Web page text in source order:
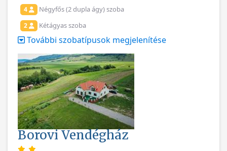
4 Négyfős (2 dupla ágy) szoba
2 Kétágyas szoba
További szobatípusok megjelenítése
Borovi Vendégház